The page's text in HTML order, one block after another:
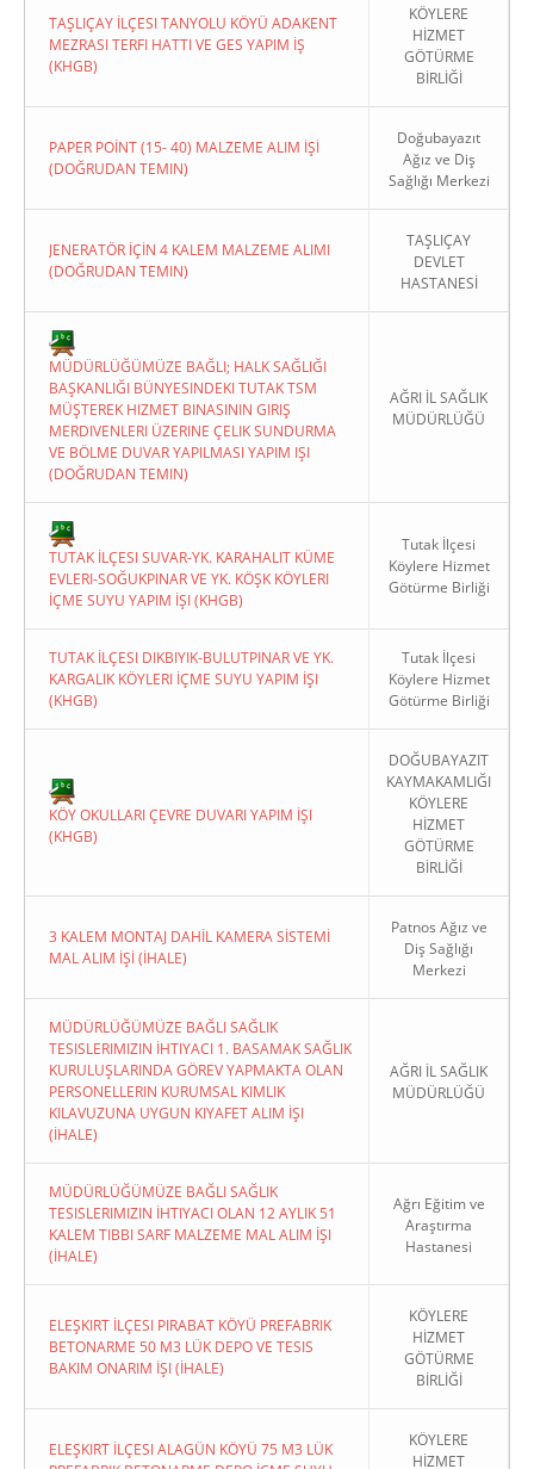
TAŞLIÇAY İLÇESI TANYOLU KÖYÜ ADAKENT
MEZRASI TERFI HATTI VE GES YAPIM İŞ
(KHGB)
KÖYLERE
HİZMET
GÖTÜRME
BİRLİĞİ
PAPER POİNT (15- 40) MALZEME ALIM İŞİ
(DOĞRUDAN TEMIN)
Doğubayazıt
Ağız ve Diş
Sağlığı Merkezi
JENERATÖR İÇİN 4 KALEM MALZEME ALIMI
(DOĞRUDAN TEMIN)
TAŞLIÇAY
DEVLET
HASTANESİ
MÜDÜRLÜĞÜMÜZE BAĞLI; HALK SAĞLIĞI
BAŞKANLIĞI BÜNYESINDEKI TUTAK TSM
MÜŞTEREK HIZMET BINASININ GIRIŞ
MERDIVENLERI ÜZERINE ÇELIK SUNDURMA
VE BÖLME DUVAR YAPILMASI YAPIM IŞI
(DOĞRUDAN TEMIN)
AĞRI İL SAĞLIK
MÜDÜRLÜĞÜ
TUTAK İLÇESI SUVAR-YK. KARAHALIT KÜME
EVLERI-SOĞUKPINAR VE YK. KÖŞK KÖYLERI
İÇME SUYU YAPIM İŞI (KHGB)
Tutak İlçesi
Köylere Hizmet
Götürme Birliği
TUTAK İLÇESI DIKBIYIK-BULUTPINAR VE YK.
KARGALIK KÖYLERI İÇME SUYU YAPIM İŞI
(KHGB)
Tutak İlçesi
Köylere Hizmet
Götürme Birliği
KÖY OKULLARI ÇEVRE DUVARI YAPIM İŞI
(KHGB)
DOĞUBAYAZIT
KAYMAKAMLIĞI
KÖYLERE
HİZMET
GÖTÜRME
BİRLİĞİ
3 KALEM MONTAJ DAHİL KAMERA SİSTEMİ
MAL ALIM İŞİ (İHALE)
Patnos Ağız ve
Diş Sağlığı
Merkezi
MÜDÜRLÜĞÜMÜZE BAĞLI SAĞLIK
TESISLERIMIZIN İHTIYACI 1. BASAMAK SAĞLIK
KURULUŞLARINDA GÖREV YAPMAKTA OLAN
PERSONELLERIN KURUMSAL KIMLIK
KILAVUZUNA UYGUN KIYAFET ALIM İŞI
(İHALE)
AĞRI İL SAĞLIK
MÜDÜRLÜĞÜ
MÜDÜRLÜĞÜMÜZE BAĞLI SAĞLIK
TESISLERIMIZIN İHTIYACI OLAN 12 AYLIK 51
KALEM TIBBI SARF MALZEME MAL ALIM İŞI
(İHALE)
Ağrı Eğitim ve
Araştırma
Hastanesi
ELEŞKIRT İLÇESI PIRABAT KÖYÜ PREFABRIK
BETONARME 50 M3 LÜK DEPO VE TESIS
BAKIM ONARIM İŞI (İHALE)
KÖYLERE
HİZMET
GÖTÜRME
BİRLİĞİ
ELEŞKIRT İLÇESI ALAGÜN KÖYÜ 75 M3 LÜK
KÖYLERE
HİZMET